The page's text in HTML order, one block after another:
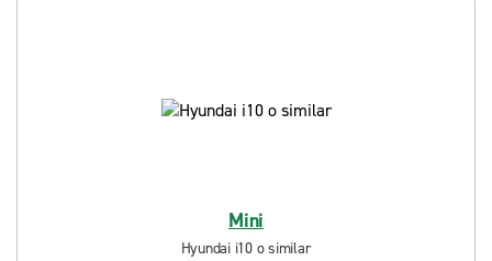
Mini
Hyundai i10 o similar